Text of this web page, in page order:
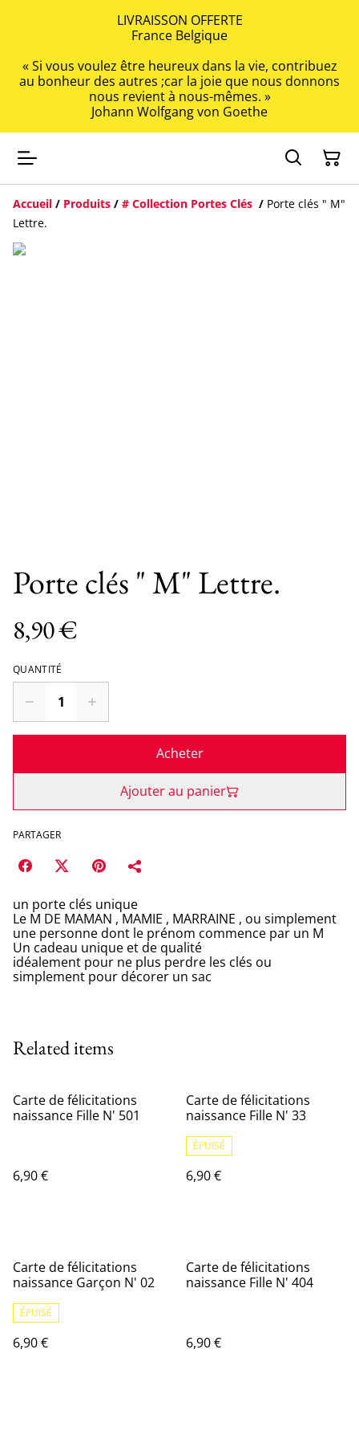
LIVRAISSON OFFERTE
France Belgique
« Si vous voulez être heureux dans la vie, contribuez
au bonheur des autres ;car la joie que nous donnons
nous revient à nous-mêmes. »
Johann Wolfgang von Goethe
Accueil / Produits / # Collection Portes Clés / Porte clés " M"
Lettre.
Porte clés " M" Lettre.
8,90 €
QUANTITÉ
Acheter
Ajouter au panier
PARTAGER
un porte clés unique
Le M DE MAMAN , MAMIE , MARRAINE , ou simplement
une personne dont le prénom commence par un M
Un cadeau unique et de qualité
idéalement pour ne plus perdre les clés ou
simplement pour décorer un sac
Related items
Carte de félicitations
naissance Fille N' 501
6,90 €
Carte de félicitations
naissance Fille N' 33
ÉPUISÉ
6,90 €
Carte de félicitations
naissance Garçon N' 02
ÉPUISÉ
6,90 €
Carte de félicitations
naissance Fille N' 404
6,90 €